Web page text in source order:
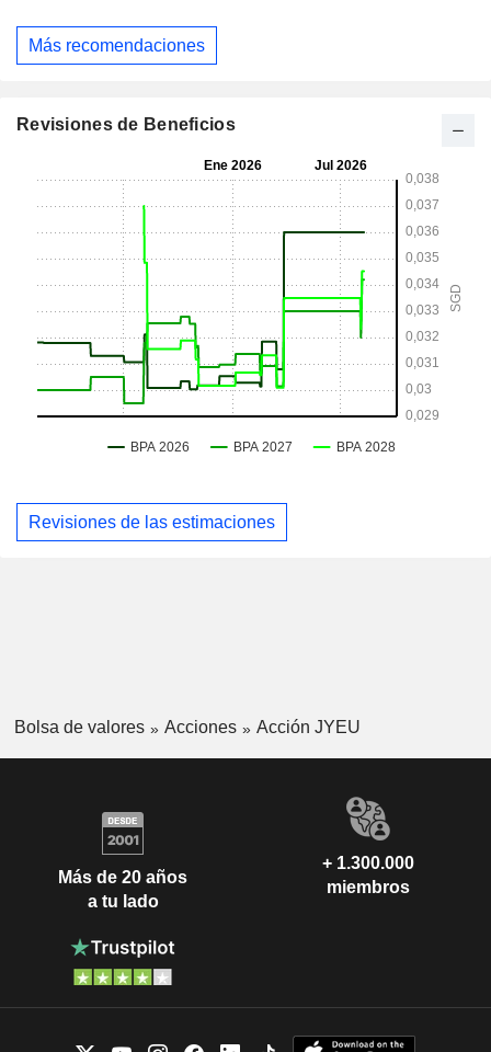
Más recomendaciones
Revisiones de Beneficios
Revisiones de las estimaciones
Bolsa de valores Acciones Acción JYEU
Más de 20 años
a tu lado
+ 1.300.000
miembros